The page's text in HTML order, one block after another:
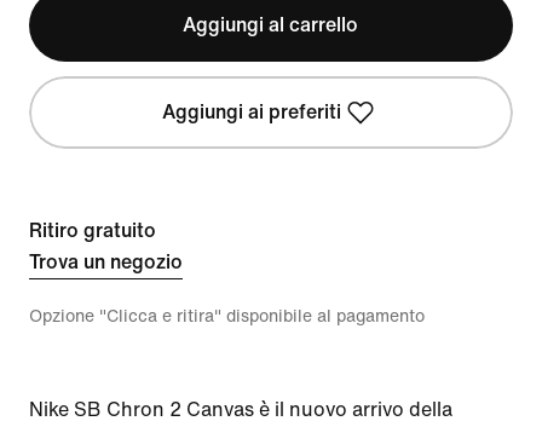
Aggiungi al carrello
Aggiungi ai preferiti
Ritiro gratuito
Trova un negozio
Opzione "Clicca e ritira" disponibile al pagamento
Nike SB Chron 2 Canvas è il nuovo arrivo della